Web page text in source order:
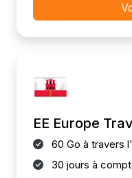
EE Europe
60 Go à travers
30 jours à